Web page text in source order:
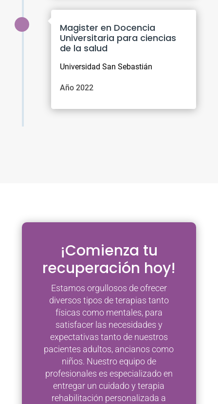
Magister en Docencia
Universitaria para ciencias
de la salud
Universidad San Sebastián
Año 2022
¡Comienza tu
recuperación hoy!
Estamos orgullosos de ofrecer
diversos tipos de terapias tanto
físicas como mentales, para
satisfacer las necesidades y
expectativas tanto de nuestros
pacientes adultos, ancianos como
niños. Nuestro equipo de
profesionales es especializado en
entregar un cuidado y terapia
rehabilitación personalizada a